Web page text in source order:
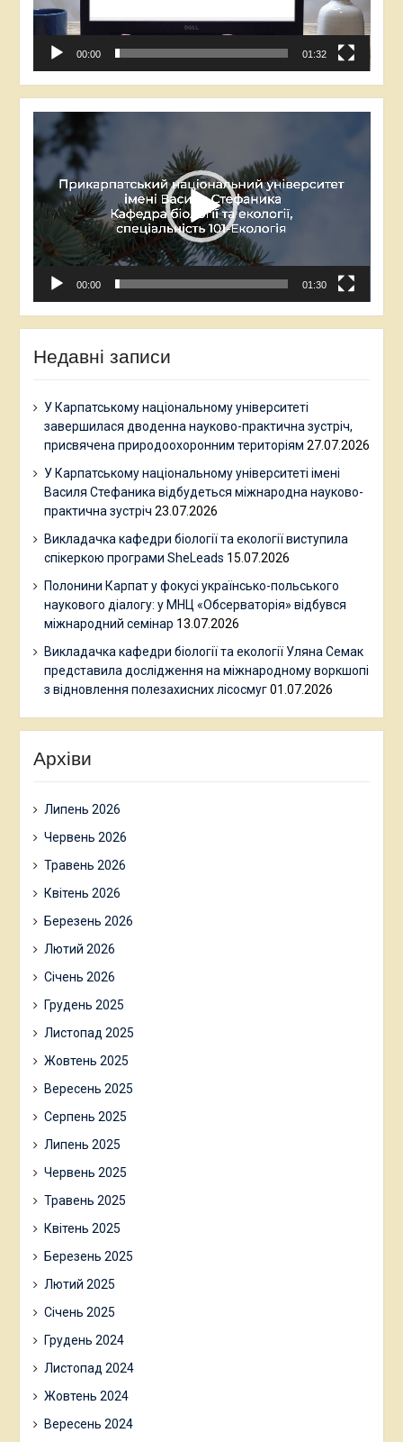
00:00 01:32
Відеопрогравач
00:00 01:30
Недавні записи
У Карпатському національному університеті
завершилася дводенна науково-практична зустріч,
присвячена природоохоронним територіям 27.07.2026
У Карпатському національному університеті імені
Василя Стефаника відбудеться міжнародна науково-
практична зустріч 23.07.2026
Викладачка кафедри біології та екології виступила
спікеркою програми SheLeads 15.07.2026
Полонини Карпат у фокусі українсько-польського
наукового діалогу: у МНЦ «Обсерваторія» відбувся
міжнародний семінар 13.07.2026
Викладачка кафедри біології та екології Уляна Семак
представила дослідження на міжнародному воркшопі
з відновлення полезахисних лісосмуг 01.07.2026
Архіви
Липень 2026
Червень 2026
Травень 2026
Квітень 2026
Березень 2026
Лютий 2026
Січень 2026
Грудень 2025
Листопад 2025
Жовтень 2025
Вересень 2025
Серпень 2025
Липень 2025
Червень 2025
Травень 2025
Квітень 2025
Березень 2025
Лютий 2025
Січень 2025
Грудень 2024
Листопад 2024
Жовтень 2024
Вересень 2024